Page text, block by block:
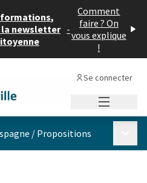
la newsletter -
Comment
faire ? On
vous explique
!
Se connecter
/ Propositions